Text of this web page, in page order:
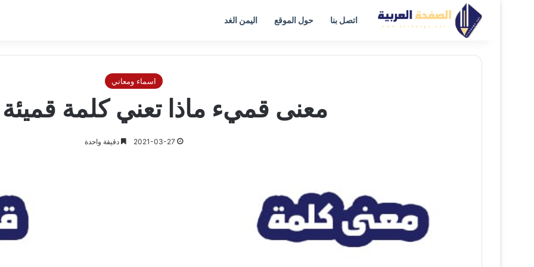
اتصل بنا حول الموقع اليمن الغد
اسماء ومعاني
معنى قميء ماذا تعني كلمة قميئة
2021-03-27 دقيقة واحدة